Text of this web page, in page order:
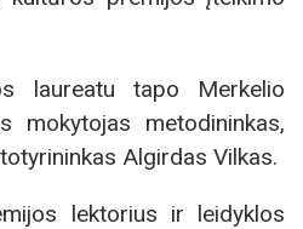
laureatu tapo Merkelio
mokytojas metodininkas,
Algirdas Vilkas.
lektorius ir leidyklos